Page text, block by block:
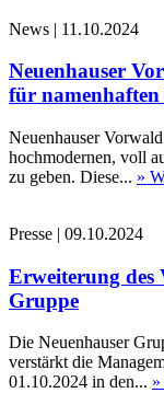
News | 11.10.2024
Neuenhauser
für
Neuenhauser
hochmodernen, voll
zu geben. Diese... »
Presse | 09.10.2024
Erweiterung des
Gruppe
Die Neuenhauser
verstärkt die
01.10.2024 in den...